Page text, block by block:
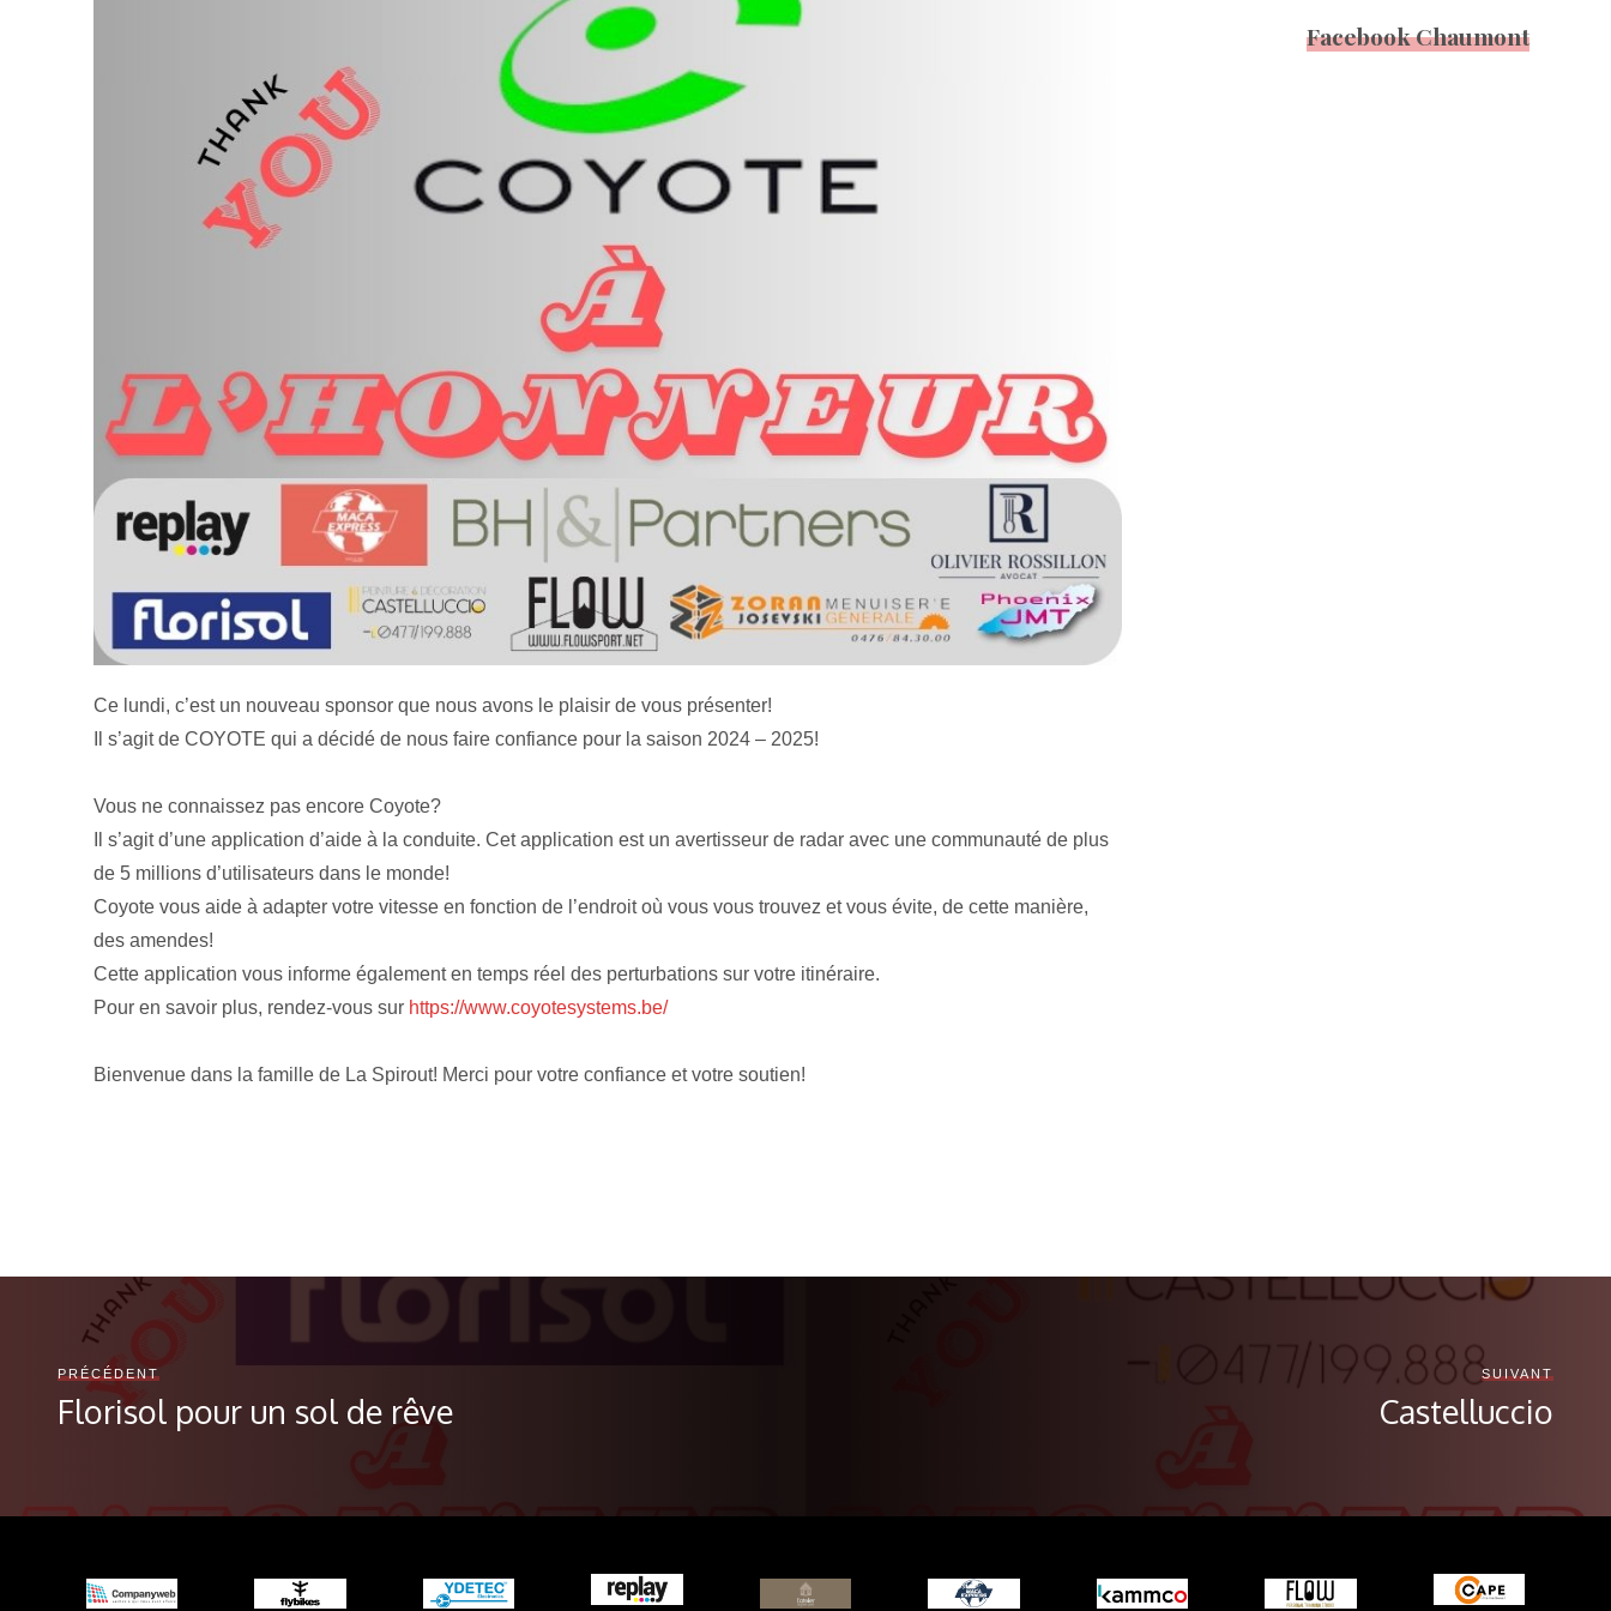
Ce lundi, c’est un nouveau sponsor que nous avons le plaisir de vous présenter!
Il s’agit de COYOTE qui a décidé de nous faire confiance pour la saison 2024 – 2025!
Vous ne connaissez pas encore Coyote?
Il s’agit d’une application d’aide à la conduite. Cet application est un avertisseur de radar avec une communauté de plus
de 5 millions d’utilisateurs dans le monde!
Coyote vous aide à adapter votre vitesse en fonction de l’endroit où vous vous trouvez et vous évite, de cette manière,
des amendes!
Cette application vous informe également en temps réel des perturbations sur votre itinéraire.
Pour en savoir plus, rendez-vous sur https://www.coyotesystems.be/
Bienvenue dans la famille de La Spirout! Merci pour votre confiance et votre soutien!
Facebook Chaumont
PRÉCÉDENT
Florisol pour un sol de rêve
SUIVANT
Castelluccio